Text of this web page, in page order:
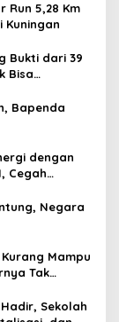
Run 5,28 Km
Kuningan
Bukti dari 39
Bisa
Bapenda
dengan
Cegah
Negara
Mampu
Tak
Sekolah